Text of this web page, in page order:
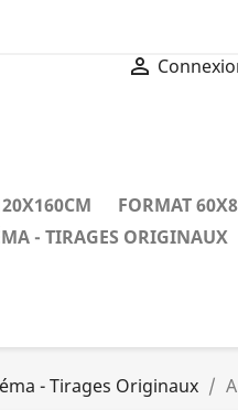

FORMAT
- TIRAGES ORIGINAUX
- Tirages Originaux